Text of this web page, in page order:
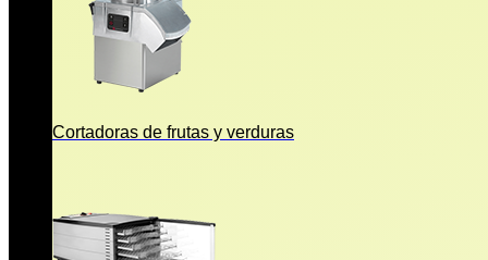
Cortadoras de frutas y verduras